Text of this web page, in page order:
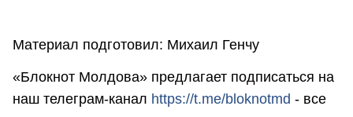
Материал подготовил: Михаил Генчу
«Блокнот Молдова» предлагает подписаться на
наш телеграм-канал https://t.me/bloknotmd - все